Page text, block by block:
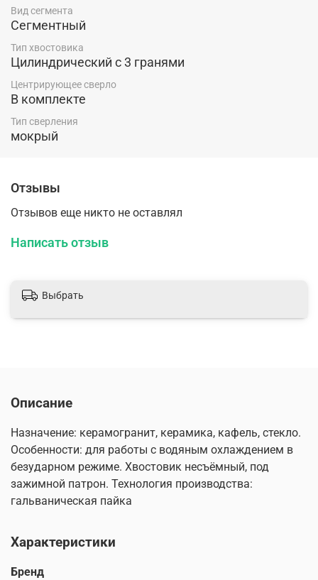
Вид сегмента
Сегментный
Тип хвостовика
Цилиндрический c 3 гранями
Центрирующее сверло
В комплекте
Тип сверления
мокрый
Отзывы
Отзывов еще никто не оставлял
Написать отзыв
Выбрать
Описание
Назначение: керамогранит, керамика, кафель, стекло.
Особенности: для работы с водяным охлаждением в
безударном режиме. Хвостовик несъёмный, под
зажимной патрон. Технология производства:
гальваническая пайка
Характеристики
Бренд